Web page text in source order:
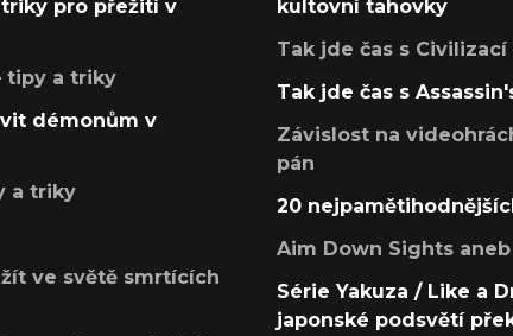
pro přežití v
tipy a triky
démonům v
a triky
ve světě smrtících
kultovní tahovky
Tak jde čas s
Tak jde čas s
Závislost na
pán
20
Aim Down Sights
Série Yakuza / Like a
japonské podsvětí